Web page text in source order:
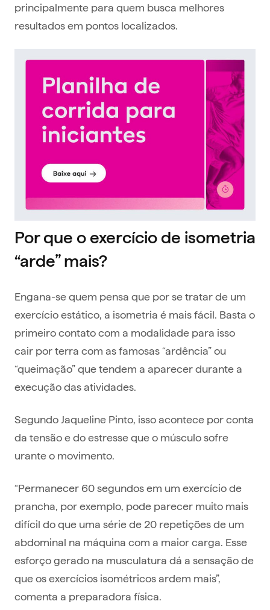
principalmente para quem busca melhores
resultados em pontos localizados.
Por que o exercício de isometria
“arde” mais?
Engana-se quem pensa que por se tratar de um
exercício estático, a isometria é mais fácil. Basta o
primeiro contato com a modalidade para isso
cair por terra com as famosas “ardência” ou
“queimação” que tendem a aparecer durante a
execução das atividades.
Segundo Jaqueline Pinto, isso acontece por conta
da tensão e do estresse que o músculo sofre
urante o movimento.
“Permanecer 60 segundos em um exercício de
prancha, por exemplo, pode parecer muito mais
difícil do que uma série de 20 repetições de um
abdominal na máquina com a maior carga. Esse
esforço gerado na musculatura dá a sensação de
que os exercícios isométricos ardem mais”,
comenta a preparadora física.